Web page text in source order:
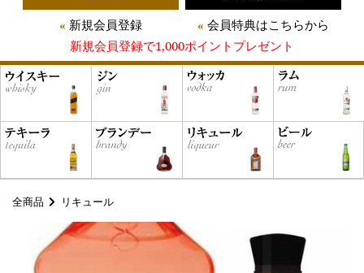
新規会員登録
会員特典はこちらから
新規会員登録で1,000ポイントプレゼント
全商品 リキュール